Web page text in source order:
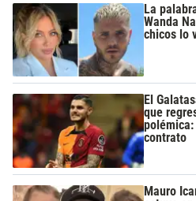
La
Wanda
chicos lo
El
que
contrato
Mauro